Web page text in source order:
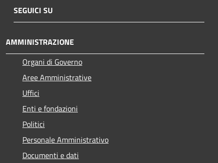
SEGUICI SU
AMMINISTRAZIONE
Organi di Governo
Aree Amministrative
Uffici
Enti e fondazioni
Politici
Personale Amministrativo
Documenti e dati